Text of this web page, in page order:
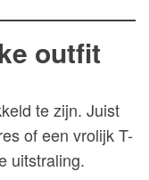
outfit
te zijn. Juist
of een vrolijk T-
uitstraling.